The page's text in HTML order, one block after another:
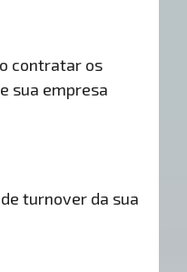
contratar os
sua empresa
turnover da sua